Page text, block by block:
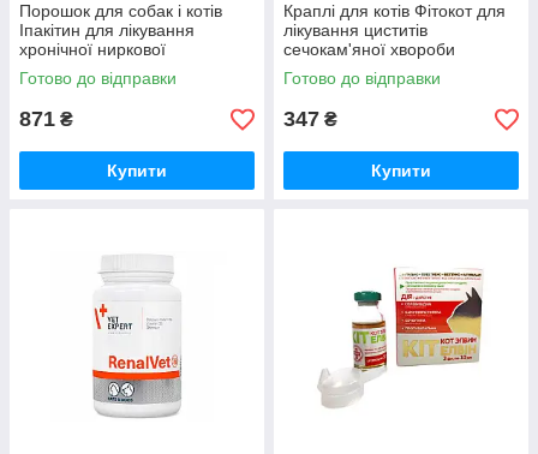
Порошок для собак і котів
Іпакітин для лікування
хронічної ниркової
недостатності 60 г Vetoquinol
Готово до відправки
871 ₴
Купити
Краплі для котів Фітокот для
лікування циститів
сечокам'яної хвороби
захворюваннях нирок та
уретритів 100 мл БТЛ
Готово до відправки
347 ₴
Купити